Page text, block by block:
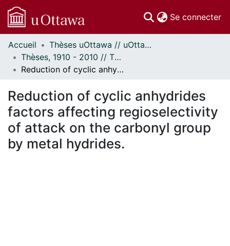
Se connecter
Communautés
et collections
Parcourir
À propos
Accueil
Thèses uOttawa // uOttawa Theses
Thèses, 1910 - 2010 // Theses, 1910 - 2010
Reduction of cyclic anhydrides factors affecting regioselectivity of attack on the carbonyl group by metal hydrides.
Reduction of cyclic anhydrides
factors affecting regioselectivity
of attack on the carbonyl group
by metal hydrides.